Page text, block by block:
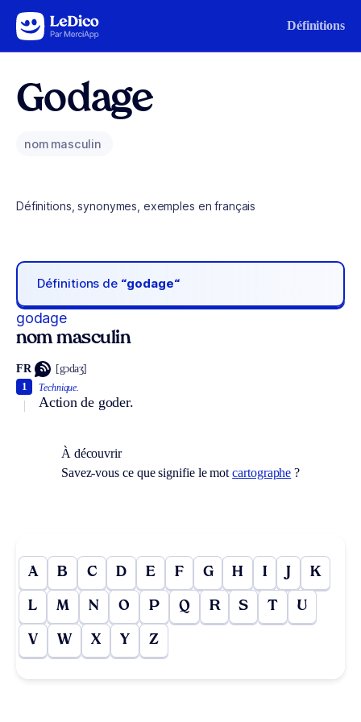
Aller au contenu Définitions
Godage
nom masculin
Définitions, synonymes, exemples en français
Définitions de “godage“
godage
nom masculin
FR [gɔdaʒ]
Technique.
Action de goder.
1
À découvrir
Savez-vous ce que signifie le motcartographe ?
A B C D E F G H I J K
L M N O P Q R S T U
V W X Y Z